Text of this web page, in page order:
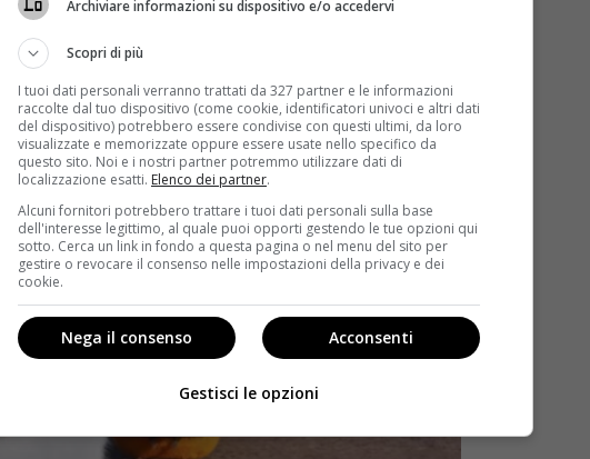
Archiviare informazioni su dispositivo e/o accedervi
Scopri di più
I tuoi dati personali verranno trattati da 327 partner e le informazioni
raccolte dal tuo dispositivo (come cookie, identificatori univoci e altri dati
del dispositivo) potrebbero essere condivise con questi ultimi, da loro
visualizzate e memorizzate oppure essere usate nello specifico da
questo sito. Noi e i nostri partner potremmo utilizzare dati di
localizzazione esatti. Elenco dei partner.
Alcuni fornitori potrebbero trattare i tuoi dati personali sulla base
dell'interesse legittimo, al quale puoi opporti gestendo le tue opzioni qui
sotto. Cerca un link in fondo a questa pagina o nel menu del sito per
gestire o revocare il consenso nelle impostazioni della privacy e dei
cookie.
Acconsenti
Nega il consenso
Gestisci le opzioni